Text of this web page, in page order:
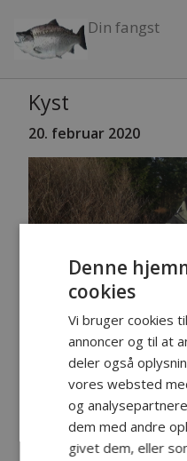
Din fangst
Kyst
20. februar 2020
Fanger: Ulf Jeske,
Fangst: Havørred
Denne
cookies
Vi bruger cookies
annoncer og til at
deler også
vores websted
og
dem med andre
givet dem, eller